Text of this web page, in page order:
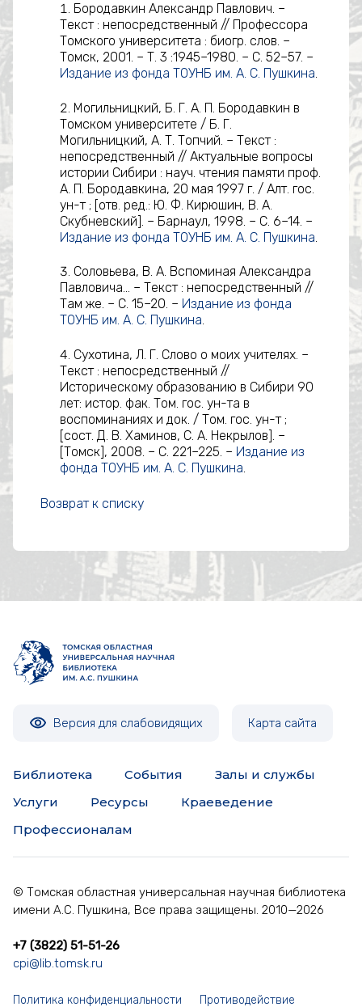
Бородавкин Александр Павлович. –
Текст : непосредственный // Профессора
Томского университета : биогр. слов. –
Томск, 2001. – Т. 3 :1945–1980. – С. 52–57. –
Издание из фонда ТОУНБ им. А. С. Пушкина.
Могильницкий, Б. Г. А. П. Бородавкин в
Томском университете / Б. Г.
Могильницкий, А. Т. Топчий. – Текст :
непосредственный // Актуальные вопросы
истории Сибири : науч. чтения памяти проф.
А. П. Бородавкина, 20 мая 1997 г. / Алт. гос.
ун-т ; [отв. ред.: Ю. Ф. Кирюшин, В. А.
Скубневский]. – Барнаул, 1998. – С. 6–14. –
Издание из фонда ТОУНБ им. А. С. Пушкина
Соловьева, В. А. Вспоминая Александра
Павловича... – Текст : непосредственный //
Там же. – С. 15–20. – Издание из фонда
ТОУНБ им. А. С. Пушкина.
Сухотина, Л. Г. Слово о моих учителях. –
Текст : непосредственный //
Историческому образованию в Сибири 90
лет: истор. фак. Том. гос. ун-та в
воспоминаниях и док. / Том. гос. ун-т ;
[сост. Д. В. Хаминов, С. А. Некрылов]. –
[Томск], 2008. – С. 221–225. – Издание из
фонда ТОУНБ им. А. С. Пушкина.
Возврат к списку
Версия для слабовидящих Карта сайта
Библиотека События
Залы и службы
Услуги
Ресурсы
Краеведение
Профессионалам
© Томская областная универсальная научная библиотека
имени А.С. Пушкина, Все права защищены. 2010—2026
+7 (3822) 51-51-26
cpi@lib.tomsk.ru
Политика конфиденциальности
Противодействие